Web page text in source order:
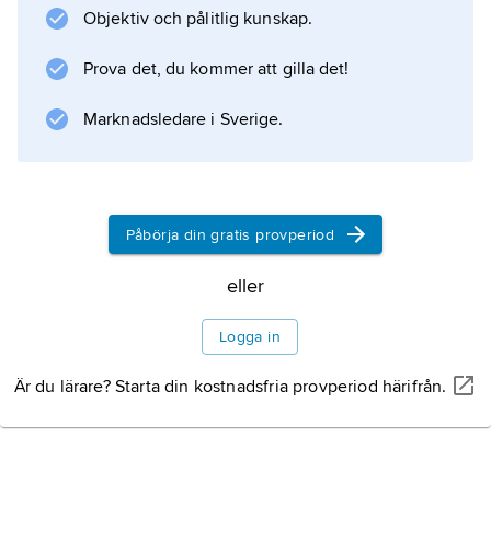
färgbeteckning inom bl.a. modebranschen.
Information om artikeln
Objektiv och pålitlig kunskap.
Prova det, du kommer att gilla det!
Marknadsledare i Sverige.
Påbörja din gratis provperiod
eller
Logga in
Är du lärare? Starta din kostnadsfria provperiod härifrån.